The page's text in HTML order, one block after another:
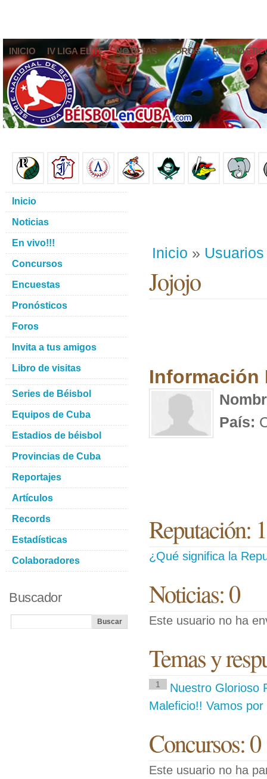
INICIO IV LIGA ELITE NOTICIAS FOROS
Inicio » Usuarios
Jojojo
Información
País:
Reputación:
¿Qué significa la
Noticias: 0
Este usuario no ha
Temas y
1
Nuestro Glorioso
Maleficio!! Vamos
Concursos: 0
Este usuario no ha
Inicio
Noticias
En vivo!!!
Concursos
Encuestas
Pronósticos
Foros
Invita a tus amigos
Libro de visitas
Series de Béisbol
Equipos de Cuba
Estadios de béisbol
Provincias de Cuba
Reportajes
Artículos
Records
Estadísticas
Colaboradores
Buscador